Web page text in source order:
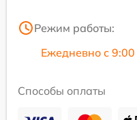
Режим работы:
Ежедневно с
Способы оплаты